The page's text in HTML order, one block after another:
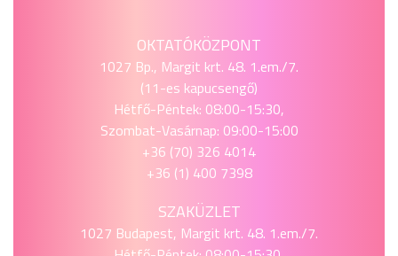
OKTATÓKÖZPONT
1027 Bp., Margit krt. 48. 1.em./7.
(11-es kapucsengő)
Hétfő-Péntek: 08:00-15:30,
Szombat-Vasárnap: 09:00-15:00
+36 (70) 326 4014
+36 (1) 400 7398
SZAKÜZLET
1027 Budapest, Margit krt. 48. 1.em./7.